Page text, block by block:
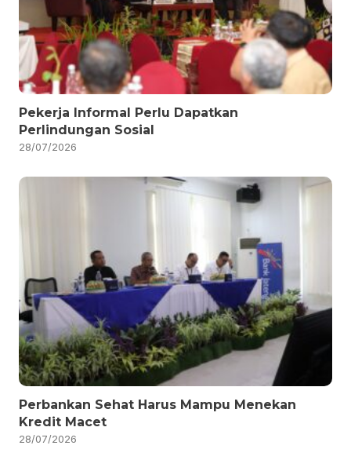
Pekerja Informal Perlu Dapatkan
Perlindungan Sosial
28/07/2026
Perbankan Sehat Harus Mampu Menekan
Kredit Macet
28/07/2026